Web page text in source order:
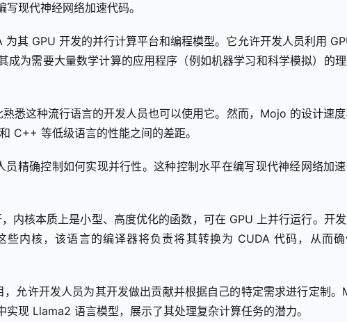
现代神经网络加速代码。
其 GPU 开发的并行计算平台和编程模型。它允许开发人员利用
成为需要大量数学计算的应用程序（例如机器学习和科学模拟）的
悉这种流行语言的开发人员也可以使用它。然而，Mojo 的设计速
C++ 等低级语言的性能之间的差距。
精确控制如何实现并行性。这种控制水平在编写现代神经网络加
内核本质上是小型、高度优化的函数，可在 GPU 上并行运行。开
内核，该语言的编译器将负责将其转换为 CUDA 代码，从而确
允许开发人员为其开发做出贡献并根据自己的特定需求进行定制。
现 Llama2 语言模型，展示了其处理复杂计算任务的潜力。